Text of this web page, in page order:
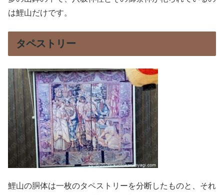
は鯉山だけです。
タペストリー
鯉山の胴体は一枚のタペストリーを分断したものと、それ